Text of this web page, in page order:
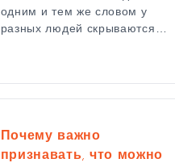
одним и тем же словом у
разных людей скрываются…
Почему важно
признавать, что можно